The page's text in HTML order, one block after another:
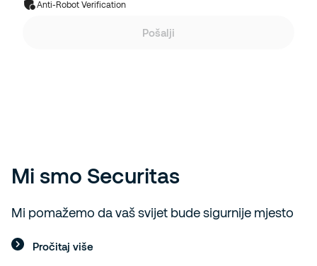
Anti-Robot Verification
Pošalji
Mi smo Securitas
Mi pomažemo da vaš svijet bude sigurnije mjesto
Pročitaj više